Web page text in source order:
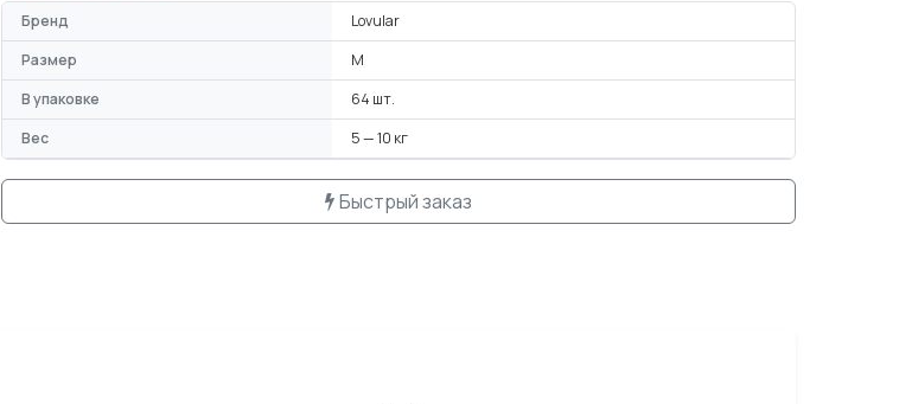
Бренд
Lovular
Размер
M
В упаковке
64 шт.
Вес
5 — 10 кг
Быстрый заказ